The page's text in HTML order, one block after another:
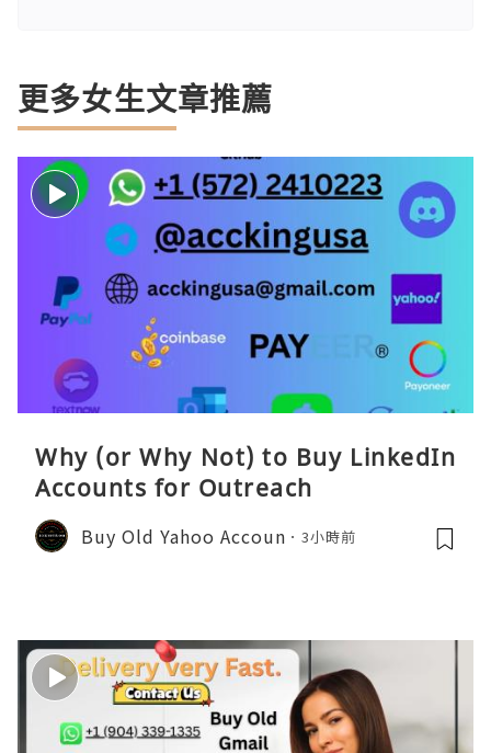
更多女生文章推薦
Why (or Why Not) to Buy LinkedIn
Accounts for Outreach
Buy Old Yahoo Accoun 3小時前